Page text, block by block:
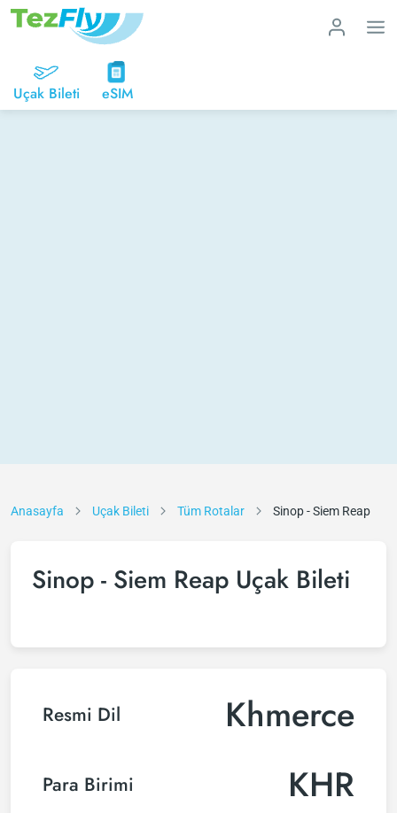
Uçak Bileti eSIM
Anasayfa Uçak Bileti Tüm Rotalar Sinop - Siem Reap
Sinop - Siem Reap Uçak Bileti
Resmi Dil Khmerce
Para Birimi KHR